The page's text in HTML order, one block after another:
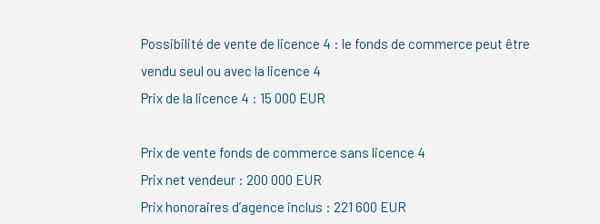
Possibilité de vente de licence 4 : le fonds de commerce peut être
vendu seul ou avec la licence 4
Prix de la licence 4 : 15 000 EUR
Prix de vente fonds de commerce sans licence 4
Prix net vendeur : 200 000 EUR
Prix honoraires d’agence inclus : 221 600 EUR